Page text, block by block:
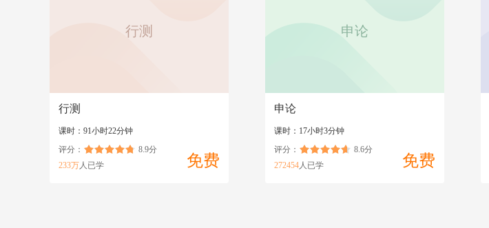
行测
行测
课时：91小时22分钟
免费
评分：
8.9分
233万人已学
申论
申论
课时：17小时3分钟
免费
评分：
8.6分
272454人已学